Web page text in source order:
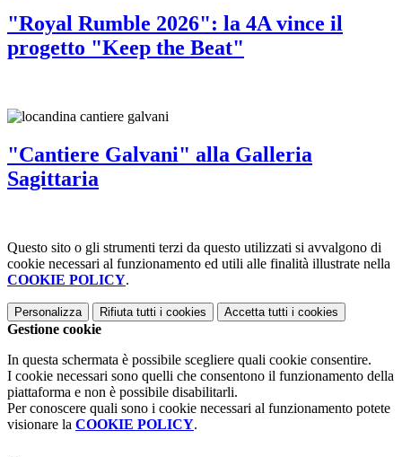
"Royal Rumble 2026": la 4A vince il
progetto "Keep the Beat"
"Cantiere Galvani" alla Galleria
Sagittaria
Questo sito o gli strumenti terzi da questo utilizzati si avvalgono di
cookie necessari al funzionamento ed utili alle finalità illustrate nella
COOKIE POLICY.
Personalizza Rifiuta tutti i cookies Accetta tutti i cookies
Gestione cookie
In questa schermata è possibile scegliere quali cookie consentire.
I cookie necessari sono quelli che consentono il funzionamento della
piattaforma e non è possibile disabilitarli.
Per conoscere quali sono i cookie necessari al funzionamento potete
visionare la COOKIE POLICY.